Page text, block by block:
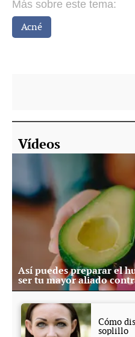
Más sobre este tema:
Acné
Vídeos
Así puedes preparar el
ser tu mayor aliado
Cómo
soplillo